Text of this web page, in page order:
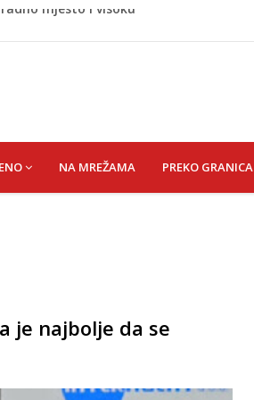
odstupao od svojih
(VIDEO)
mjesto i visoku
NA MREŽAMA PREKO GRANICA
je najbolje da se